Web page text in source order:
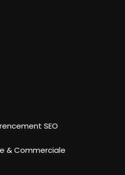
SEO
& Commerciale